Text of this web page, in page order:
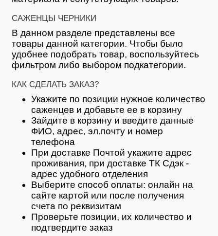
САЖЕНЦЫ ЧЕРНИКИ
В данном разделе представлены все
товары данной категории. Чтобы было
удобнее подобрать товар, воспользуйтесь
фильтром либо выбором подкатегории.
КАК СДЕЛАТЬ ЗАКАЗ?
Укажите по позиции нужное количество
саженцев и добавьте ее в корзину
Зайдите в корзину и введите данные
ФИО, адрес, эл.почту и номер
телефона
При доставке Почтой укажите адрес
проживания, при доставке ТК Сдэк -
адрес удобного отделения
Выберите способ оплаты: онлайн на
сайте картой или после получения
счета по реквизитам
Проверьте позиции, их количество и
подтвердите заказ